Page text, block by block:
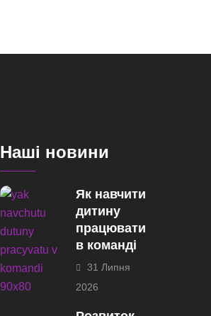
Наші новини
Як навчити
дитину
працювати
в команді
31 Липня
2026